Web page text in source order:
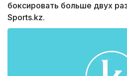
боксировать больше двух
Sports.kz.